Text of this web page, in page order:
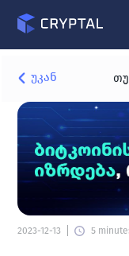
უკან
2023-12-13 5